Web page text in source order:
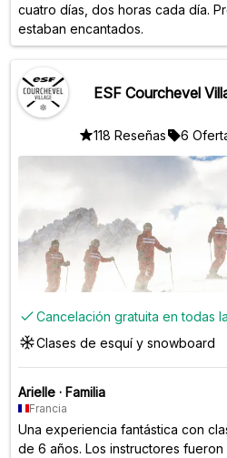
cuatro días, dos horas cada día.
estaban encantados.
ESF Courchevel
118 Reseñas 6
Cancelación gratuita en todas
Clases de esquí y snowboard
Arielle · Familia
Francia
Una experiencia fantástica con
de 6 años. Los instructores fueron